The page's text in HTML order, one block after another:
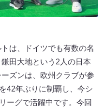
は、ドイツでも有数の名
田大地という2人の日本
ズンは、欧州クラブが参
42年ぶりに制覇し、今シ
ーグで活躍中です。今回